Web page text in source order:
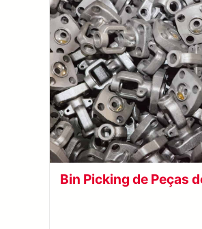
Bin Picking de Peças